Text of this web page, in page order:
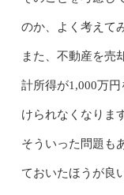
のか、よく考えて
また、不動産を売
計所得が1,000万
けられなくなりま
そういった問題も
ておいたほうが良